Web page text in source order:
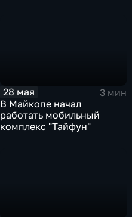
28 мая
3 мин
В Майкопе начал
работать мобильный
комплекс "Тайфун"